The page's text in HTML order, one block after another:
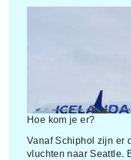
Hoe kom je er?
Vanaf Schiphol zijn er
vluchten naar Seattle.